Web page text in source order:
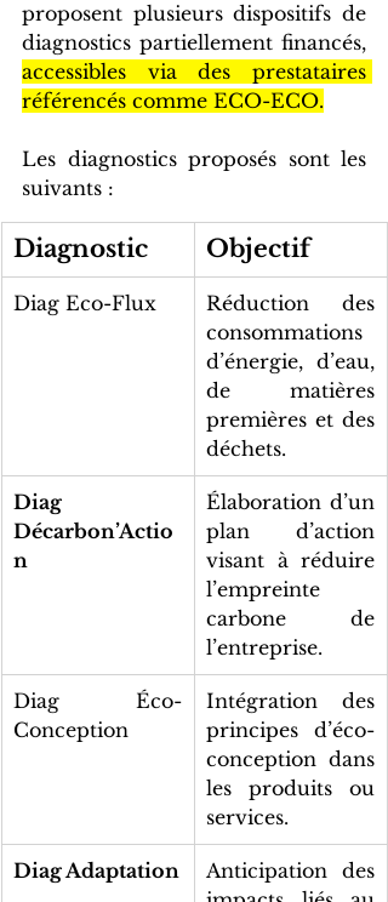
proposent plusieurs dispositifs de
diagnostics partiellement financés
accessibles via des prestataires
référencés comme ECO-ECO.
Les diagnostics proposés sont les
suivants :
Diagnostic Objectif
Diag Eco-Flux
Réduction des
consommations
d’énergie, d’eau,
de matières
premières et des
déchets.
Diag
Décarbon’Actio
n
Élaboration d’un
plan d’action
visant à réduire
l’empreinte
carbone de
l’entreprise.
Diag Éco-
Conception
Intégration des
principes d’éco-
conception dans
les produits ou
services.
Diag Adaptation
Anticipation des